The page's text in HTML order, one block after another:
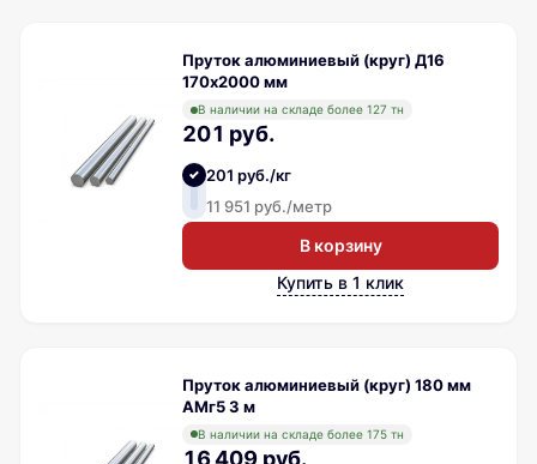
Пруток алюминиевый (круг) Д16
170х2000 мм
В наличии на складе более 127 тн
201 руб.
201 руб./кг
11 951 руб./метр
В корзину
Купить в 1 клик
Пруток алюминиевый (круг) 180 мм
АМг5 3 м
В наличии на складе более 175 тн
16 409 руб.